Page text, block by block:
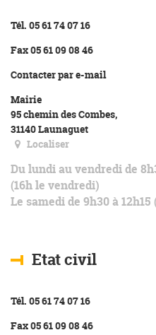
Tél. 05 61 74 07 16
Fax 05 61 09 08 46
Contacter par e-mail
Mairie
95 chemin des Combes,
31140 Launaguet
Localiser
Du lundi au vendredi de
(16h le vendredi)
Le samedi de 9h30 à
Etat civil
Tél. 05 61 74 07 16
Fax 05 61 09 08 46